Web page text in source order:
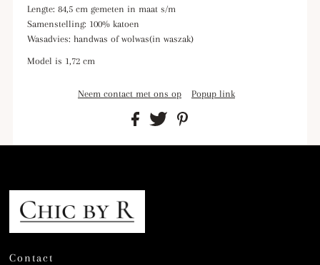
Lengte: 84,5 cm gemeten in maat s/m
Samenstelling: 100% katoen
Wasadvies: handwas of wolwas(in waszak)
Model is 1,72 cm
Neem contact met ons op Popup link
Contact